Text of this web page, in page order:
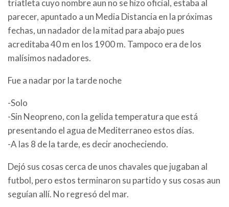
triatleta cuyo nombre aun no se hizo oficial, estaba al
parecer, apuntado a un Media Distancia en la próximas
fechas, un nadador de la mitad para abajo pues
acreditaba 40 m en los 1900 m. Tampoco era de los
malísimos nadadores.
Fue a nadar por la tarde noche
-Solo
-Sin Neopreno, con la gelida temperatura que está
presentando el agua de Mediterraneo estos días.
-A las 8 de la tarde, es decir anocheciendo.
Dejó sus cosas cerca de unos chavales que jugaban al
futbol, pero estos terminaron su partido y sus cosas aun
seguían allí. No regresó del mar.